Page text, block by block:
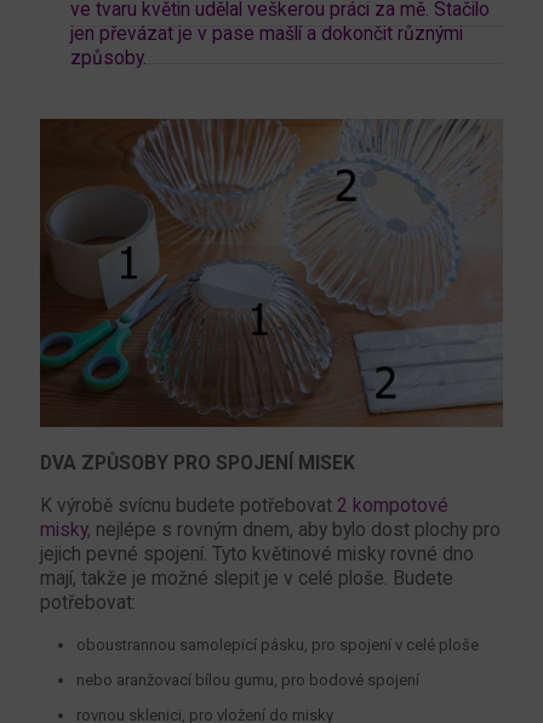
ve tvaru květin udělal veškerou práci za mě. Stačilo
jen převázat je v pase mašlí a dokončit různými
způsoby.
DVA ZPŮSOBY PRO SPOJENÍ MISEK
K výrobě svícnu budete potřebovat 2 kompotové
misky, nejlépe s rovným dnem, aby bylo dost plochy pro
jejich pevné spojení. Tyto květinové misky rovné dno
mají, takže je možné slepit je v celé ploše. Budete
potřebovat:
oboustrannou samolepicí pásku, pro spojení v celé ploše
nebo aranžovací bílou gumu, pro bodové spojení
rovnou sklenici, pro vložení do misky